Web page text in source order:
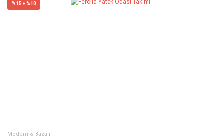
%15 + %10
Modern & Bazalı